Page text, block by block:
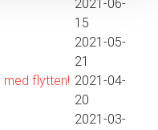
2021-06-
15
2021-05-
21
med flytten! 2021-04-
20
2021-03-